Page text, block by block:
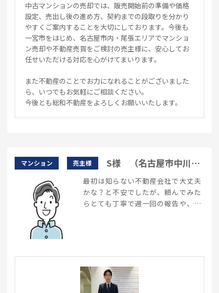
中古マンションの売却では、販売開始前の準備や価格
設定、売出し後の進め方、契約までの段取りを分かり
やすくご案内することを大切にしております。今後も
一宮市をはじめ、名古屋市内・尾張エリアでマンショ
ン売却や不動産売買をご検討の売主様に、安心してお
任せいただける対応を心がけてまいります。
また不動産のことでお力になれることがございました
ら、いつでもお気軽にご相談ください。
今後とも総和不動産をよろしくお願いいたします。
マンション 売主様
最初は知らない不動産会社で大丈夫
かな？と不安でしたが、頼んでみた
らとても丁寧で週一回の報告や、売
紹介できるような会社でした。